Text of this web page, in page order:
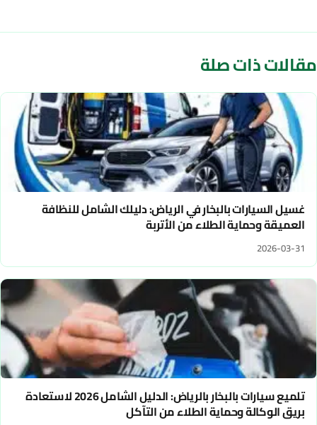
مقالات ذات صلة
غسيل السيارات بالبخار في الرياض: دليلك الشامل للنظافة
العميقة وحماية الطلاء من الأتربة
2026-03-31
تلميع سيارات بالبخار بالرياض: الدليل الشامل 2026 لاستعادة
بريق الوكالة وحماية الطلاء من التآكل